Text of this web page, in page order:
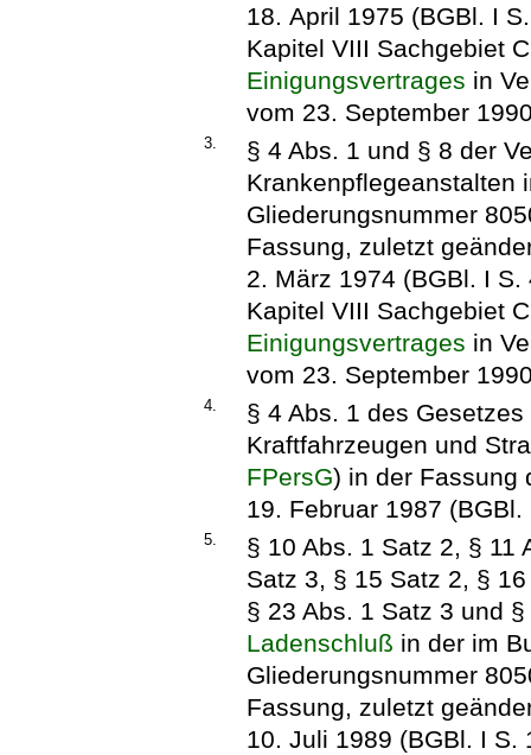
18. April 1975 (BGBl. I
Kapitel VIII Sachgebiet
Einigungsvertrages in
vom 23. September
3.
§ 4 Abs. 1 und § 8 der
Krankenpflegeanstalten
Gliederungsnummer
Fassung, zuletzt
2. März 1974 (BGBl. I
Kapitel VIII Sachgebiet
Einigungsvertrages in
vom 23. September
4.
§ 4 Abs. 1 des
Kraftfahrzeugen und
FPersG) in der Fassung
19. Februar 1987 (BGBl.
5.
§ 10 Abs. 1 Satz 2, § 11
Satz 3, § 15 Satz 2, §
§ 23 Abs. 1 Satz 3 und
Ladenschluß in der im
Gliederungsnummer
Fassung, zuletzt
10. Juli 1989 (BGBl. I S.